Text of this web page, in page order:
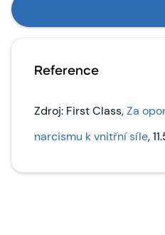
Reference
Zdroj: First Class,Za
narcismu k vnitřní síle,